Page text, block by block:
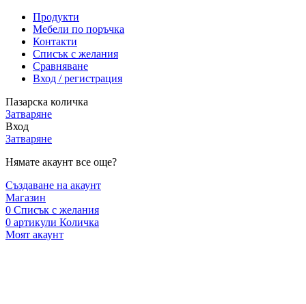
Продукти
Мебели по поръчка
Контакти
Списък с желания
Сравняване
Вход / регистрация
Пазарска количка
Затваряне
Вход
Затваряне
Нямате акаунт все още?
Създаване на акаунт
Магазин
0 Списък с желания
0 артикули Количка
Моят акаунт